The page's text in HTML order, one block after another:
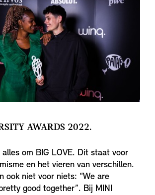
AWARDS 2022.
alles om BIG LOVE. Dit staat voor
en het vieren van verschillen.
ook niet voor niets: “We are
good together”. Bij MINI